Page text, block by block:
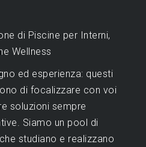
di Piscine per Interni,
Wellness
ed esperienza: questi
di focalizzare con voi
soluzioni sempre
Siamo un pool di
studiano e realizzano